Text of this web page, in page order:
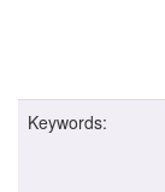
Keywords: